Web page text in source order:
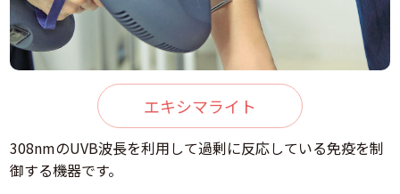
エキシマライト
308nmのUVB波長を利用して過剰に反応している免疫を制
御する機器です。